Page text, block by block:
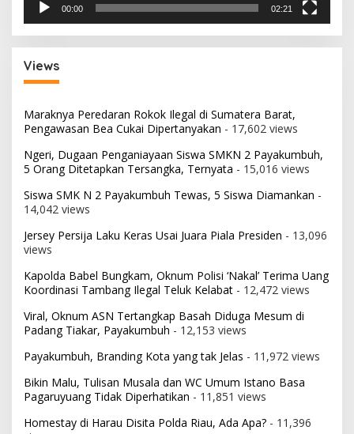
00:00 02:21
Views
Maraknya Peredaran Rokok Ilegal di Sumatera Barat,
Pengawasan Bea Cukai Dipertanyakan - 17,602 views
Ngeri, Dugaan Penganiayaan Siswa SMKN 2 Payakumbuh,
5 Orang Ditetapkan Tersangka, Ternyata - 15,016 views
Siswa SMK N 2 Payakumbuh Tewas, 5 Siswa Diamankan -
14,042 views
Jersey Persija Laku Keras Usai Juara Piala Presiden - 13,096
views
Kapolda Babel Bungkam, Oknum Polisi ‘Nakal’ Terima Uang
Koordinasi Tambang Ilegal Teluk Kelabat - 12,472 views
Viral, Oknum ASN Tertangkap Basah Diduga Mesum di
Padang Tiakar, Payakumbuh - 12,153 views
Payakumbuh, Branding Kota yang tak Jelas - 11,972 views
Bikin Malu, Tulisan Musala dan WC Umum Istano Basa
Pagaruyuang Tidak Diperhatikan - 11,851 views
Homestay di Harau Disita Polda Riau, Ada Apa? - 11,396